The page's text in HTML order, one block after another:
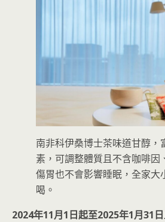
南非科伊桑博士茶味道甘醇，
素，可調整體質且不含咖啡因
傷胃也不會影響睡眠，全家大
喝。
2024年11月1日起至2025年1月31